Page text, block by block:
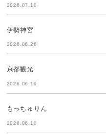
2026.07.10
伊勢神宮
2026.06.26
京都観光
2026.06.19
もっちゅりん
2026.06.10